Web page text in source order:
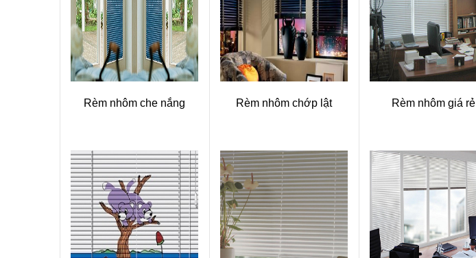
Rèm nhôm che nắng Rèm nhôm chớp lật Rèm nhôm giá rẻ